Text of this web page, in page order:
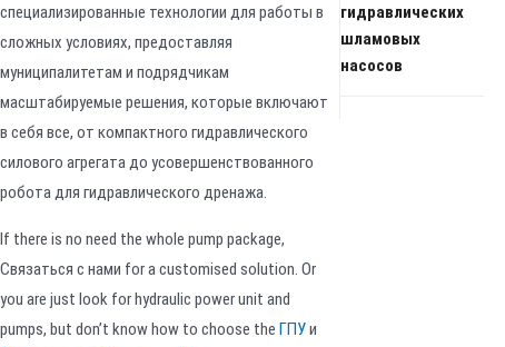
специализированные технологии для работы в
сложных условиях, предоставляя
муниципалитетам и подрядчикам
масштабируемые решения, которые включают
в себя все, от компактного гидравлического
силового агрегата до усовершенствованного
робота для гидравлического дренажа.
If there is no need the whole pump package,
Связаться с нами for a customised solution. Or
you are just look for hydraulic power unit and
pumps, but don’t know how to choose the ГПУи
гидравлических
шламовых
насосов